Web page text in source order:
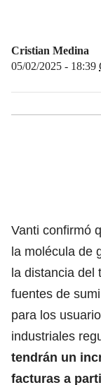
Cristian Medina
05/02/2025 - 18:39
Vanti confirmó
la molécula de
la distancia del
fuentes de
para los
industriales
tendrán un
facturas a